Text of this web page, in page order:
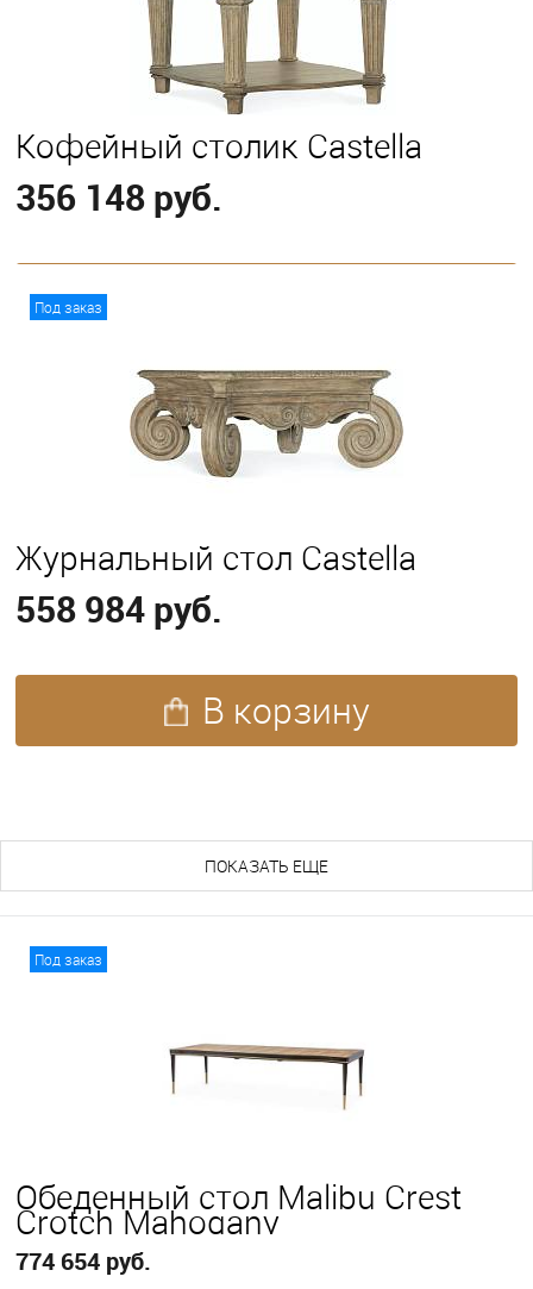
Кофейный столик Castella
356 148 руб.
Под заказ
Журнальный стол Castella
558 984 руб.
В корзину
ПОКАЗАТЬ ЕЩЕ
Под заказ
Обеденный стол Malibu Crest
Crotch Mahogany
774 654 руб.